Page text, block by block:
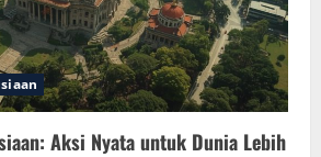
Aksi Nyata untuk Dunia Lebih